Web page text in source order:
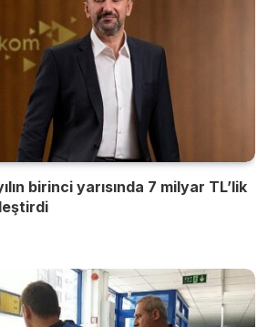
birinci yarısında 7 milyar TL’lik